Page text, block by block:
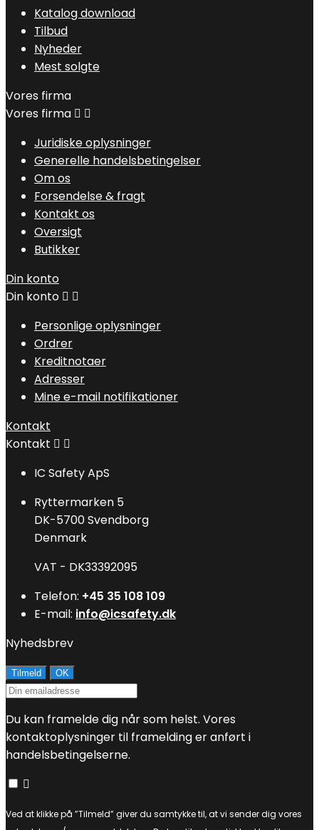
Katalog download
Tilbud
Nyheder
Mest solgte
Vores firma
Vores firma  
Juridiske oplysninger
Generelle handelsbetingelser
Om os
Forsendelse & fragt
Kontakt os
Oversigt
Butikker
Din konto
Din konto  
Personlige oplysninger
Ordrer
Kreditnotaer
Adresser
Mine e-mail notifikationer
Kontakt
Kontakt  
IC Safety ApS
Ryttermarken 5
DK-5700 Svendborg
Denmark
VAT - DK33392095
Telefon: +45 35 108 109
E-mail: info@icsafety.dk
Nyhedsbrev
Du kan framelde dig når som helst. Vores
kontaktoplysninger til framelding er anført i
handelsbetingelserne.

Ved at klikke på ”Tilmeld” giver du samtykke til, at vi sender dig vores